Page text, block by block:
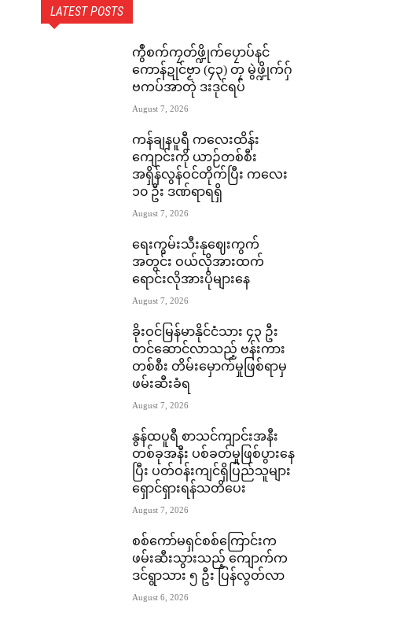
LATEST POSTS
ကွဳစက်ကၠတ်ဖ္ဍိုက်ပၠောပ်နင်
ကောန်ဍုင်ဗၟာ (၄၃) တၠ မွဲဖ္ဍိုက်ဂှ်
ဗကပ်အာတုဲ ဒးဒုင်ရပ်
August 7, 2026
ကန်ချနပူရီ ကလေးထိန်း
ကျောင်းကို ယာဉ်တစ်စီး
အရှိန်လွန်ဝင်တိုက်ပြီး ကလေး
၁၀ ဦး ဒဏ်ရာရရှိ
August 7, 2026
ရေးကွမ်းသီးနုဈေးကွက်
အတွင်း ဝယ်လိုအားထက်
ရောင်းလိုအားပိုများနေ
August 7, 2026
ခိုးဝင်မြန်မာနိုင်ငံသား ၄၃ ဦး
တင်ဆောင်လာသည့် ဗန်းကား
တစ်စီး တိမ်းမှောက်မှုဖြစ်ရာမှ
ဖမ်းဆီးခံရ
August 7, 2026
နွန်ထပူရီ စာသင်ကျာင်းအနီး
တစ်ခုအနီး ပစ်ခတ်မှုဖြစ်ပွားနေ
ပြီး ပတ်ဝန်းကျင်ရှိပြည်သူများ
ရှောင်ရှားရန်သတိပေး
August 7, 2026
စစ်ကော်မရှင်စစ်ကြောင်းက
ဖမ်းဆီးသွားသည့် ကျောက်က
ဒင်ရွာသား ၅ ဦး ပြန်လွတ်လာ
August 6, 2026